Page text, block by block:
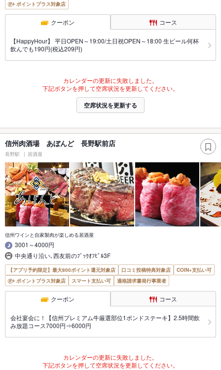
ポイントプラス対象店
クーポン コース
【HappyHour】 平日OPEN～19:00/土日祝OPEN～18:00 生ビール何杯
飲んでも190円(税込209円)
カレンダーの更新に失敗しました。
下記ボタンを押して空席状況を更新してください。
空席状況を更新する
信州肉酒場 あぼんど 長野駅前店
長野駅 居酒屋
信州ワインと自家製肉が楽しめる居酒屋
3001～4000円
中央通り沿い､西友前のﾌﾞｯｸｵﾌﾋﾞﾙ3F
【アプリ予約限定】最大800ポイント還元対象店 口コミ投稿特典対象店
COIN+支払い可
ポイントプラス対象店
スマート支払い可 適格請求書発行事業者
クーポン コース
会社宴会に！【信州プレミアム牛厳選部位1ポンドステーキ】2.5時間飲
み放題コース7000円⇒6000円
カレンダーの更新に失敗しました。
下記ボタンを押して空席状況を更新してください。